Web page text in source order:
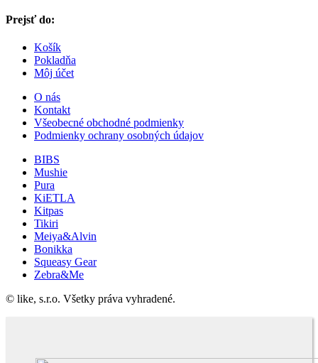
Prejsť do:
Košík
Pokladňa
Môj účet
O nás
Kontakt
Všeobecné obchodné podmienky
Podmienky ochrany osobných údajov
BIBS
Mushie
Pura
KiETLA
Kitpas
Tikiri
Meiya&Alvin
Bonikka
Squeasy Gear
Zebra&Me
© like, s.r.o. Všetky práva vyhradené.